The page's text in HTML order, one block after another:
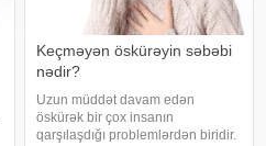
Keçməyən öskürəyin səbəbi
nədir?
Uzun müddət davam edən
öskürək bir çox insanın
qarşılaşdığı problemlərdən biridir.